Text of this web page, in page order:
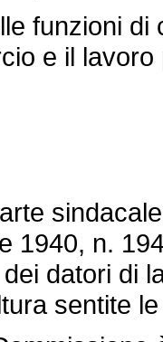
funzioni di
e il
1940, n.
datori di
sentite